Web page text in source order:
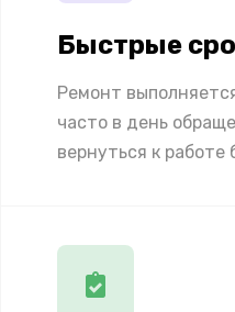
Быстрые
Ремонт
часто в день
вернуться к работе